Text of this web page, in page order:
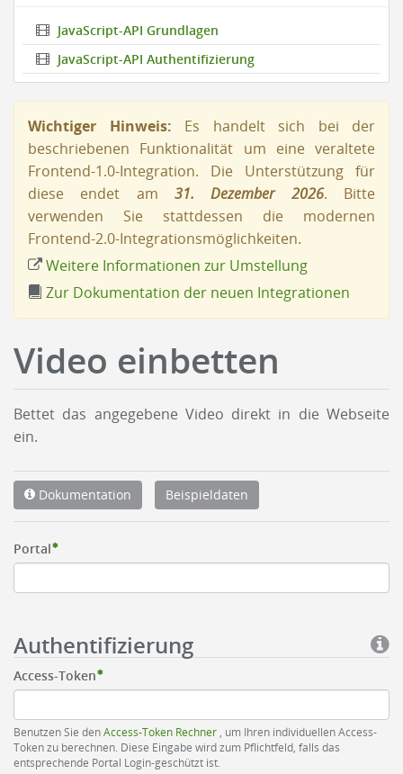
JavaScript-API Grundlagen
JavaScript-API Authentifizierung
Wichtiger Hinweis: Es handelt sich bei der
beschriebenen Funktionalität um eine veraltete
Frontend-1.0-Integration. Die Unterstützung für
diese endet am 31. Dezember 2026. Bitte
verwenden Sie stattdessen die modernen
Frontend-2.0-Integrationsmöglichkeiten.
Weitere Informationen zur Umstellung
Zur Dokumentation der neuen Integrationen
Video einbetten
Bettet das angegebene Video direkt in die Webseite
ein.
Dokumentation Beispieldaten
Portal
Authentifizierung
Access-Token
Benutzen Sie denAccess-Token Rechner
, um Ihren individuellen Access-
Token zu berechnen. Diese Eingabe wird zum Pflichtfeld, falls das
entsprechende Portal Login-geschützt ist.